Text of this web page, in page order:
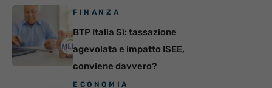
FINANZA
BTP Italia Sì: tassazione
agevolata e impatto ISEE,
conviene davvero?
ECONOMIA